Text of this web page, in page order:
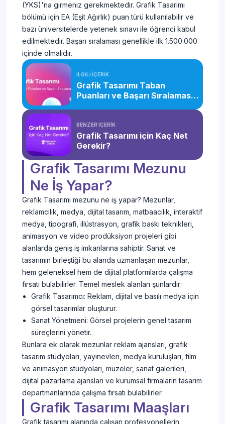
(YKS)'na girmeniz gerekmektedir. Grafik Tasarımı
bölümü için EA (Eşit Ağırlık) puan türü kullanılabilir ve
bazı üniversitelerde yetenek sınavı ile öğrenci kabul
edilmektedir. Başarı sıralaması genellikle ilk 1.500.000
içinde olmalıdır.
İLGİLİ İÇERİK
Grafik Tasarımı Taban
Puanları ve Başarı Sıralaması
BENZER İÇERİK
Grafik Tasarımı için Kaç Net
Gerekir?
Grafik Tasarımı Mezunu
Ne İş Yapar?
Grafik Tasarımı mezunu ne iş yapar? Mezunlar,
reklamcılık, medya, dijital tasarım, matbaacılık, interaktif
medya, tipografi, illüstrasyon, grafik baskı teknikleri,
animasyon ve video prodüksiyon projeleri gibi
alanlarda geniş iş imkanlarına sahiptir. Sanat ve
tasarımın birleştiği bu alanda uzmanlaşan mezunlar,
hem geleneksel hem de dijital platformlarda çalışma
fırsatı bulabilirler. Temel meslek alanları şunlardır:
Grafik Tasarımcı: Reklam, dijital ve basılı medya için
görsel tasarımlar oluşturur.
Sanat Yönetmeni: Görsel projelerin genel tasarım
süreçlerini yönetir.
Bunlara ek olarak mezunlar reklam ajansları, grafik
tasarım stüdyoları, yayınevleri, medya kuruluşları, film
ve animasyon stüdyoları, müzeler, sanat galerileri,
dijital pazarlama ajansları ve kurumsal firmaların tasarım
departmanlarında çalışma fırsatı bulabilirler.
Grafik Tasarımı Maaşları
Grafik tasarımı alanında çalışan profesyonellerin